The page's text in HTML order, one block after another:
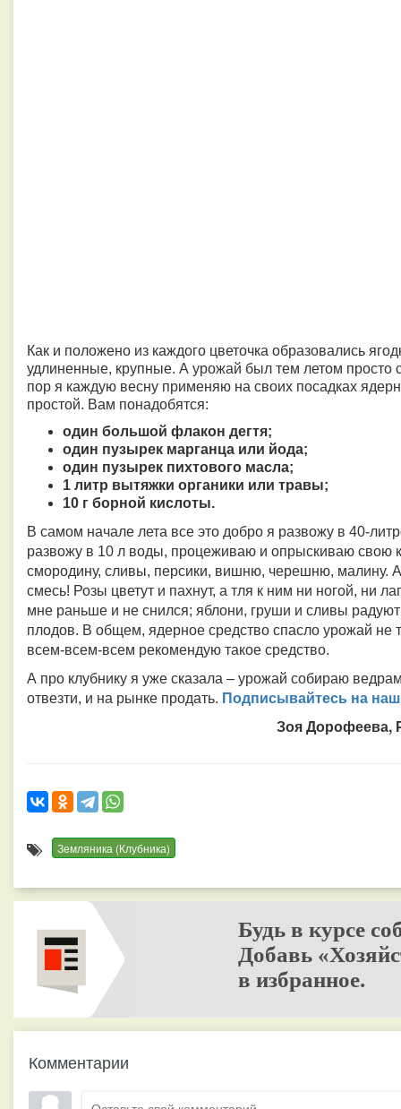
Как и положено из каждого цветочка образовались
удлиненные, крупные. А урожай был тем летом просто
пор я каждую весну применяю на своих посадках
простой. Вам понадобятся:
один большой флакон дегтя;
один пузырек марганца или йода;
один пузырек пихтового масла;
1 литр вытяжки органики или травы;
10 г борной кислоты.
В самом начале лета все это добро я развожу в 40-
развожу в 10 л воды, процеживаю и опрыскиваю свою
смородину, сливы, персики, вишню, черешню, малину. А
смесь! Розы цветут и пахнут, а тля к ним ни ногой, ни
мне раньше и не снился; яблони, груши и сливы
плодов. В общем, ядерное средство спасло урожай не
всем-всем-всем рекомендую такое средство.
А про клубнику я уже сказала – урожай собираю
отвезти, и на рынке продать. Подписывайтесь на
Зоя Дорофеева,
Земляника (Клубника)
Будь в курсе
Добавь
в избранное.
Комментарии